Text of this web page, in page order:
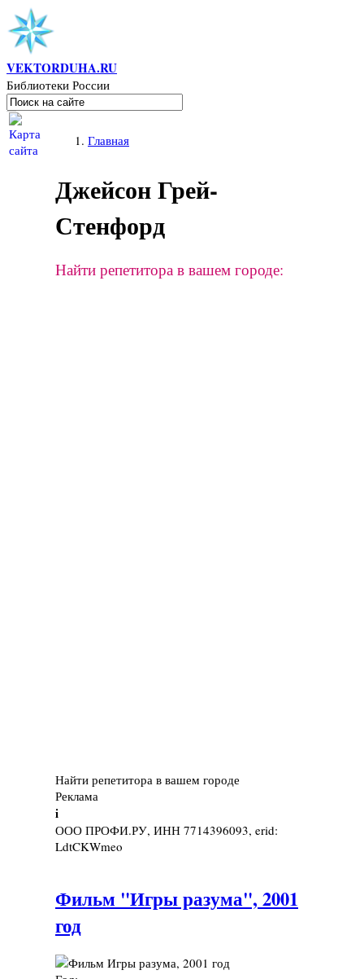
Перейти к основному содержанию
VEKTORDUHA.RU
Библиотеки России
Форма поиска
Поиск
Вы здесьГлавная
Джейсон Грей-
Стенфорд
Найти репетитора в вашем городе:
Найти репетитора в вашем городе
Реклама
i
ООО ПРОФИ.РУ, ИНН 7714396093, erid:
LdtCKWmeo
Фильм "Игры разума", 2001
год